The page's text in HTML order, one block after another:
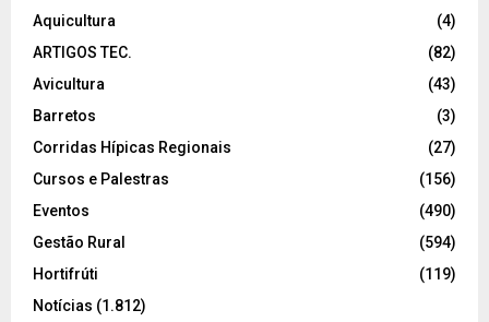
Aquicultura
(4)
ARTIGOS TEC.
(82)
Avicultura
(43)
Barretos
(3)
Corridas Hípicas Regionais
(27)
Cursos e Palestras
(156)
Eventos
(490)
Gestão Rural
(594)
Hortifrúti
(119)
Notícias (1.812)